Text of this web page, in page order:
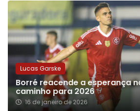
Lucas Garske
Borré reacende a esperança
caminho para 2026
16 de janeiro de 2026